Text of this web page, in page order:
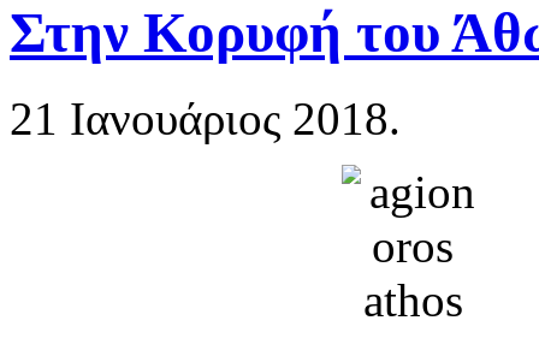
Στην Κορυφή του
21 Ιανουάριος 2018.